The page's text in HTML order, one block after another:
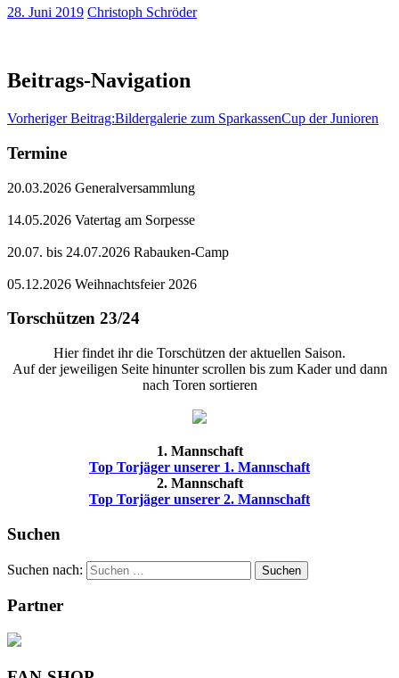
28. Juni 2019 Christoph Schröder
Beitrags-Navigation
Vorheriger Beitrag:Bildergalerie zum SparkassenCup der Junioren
Termine
20.03.2026 Generalversammlung
14.05.2026 Vatertag am Sorpesse
20.07. bis 24.07.2026 Rabauken-Camp
05.12.2026 Weihnachtsfeier 2026
Torschützen 23/24
Hier findet ihr die Torschützen der aktuellen Saison.
Auf der jeweiligen Seite hinunter scrollen bis zum Kader und dann
nach Toren sortieren
1. Mannschaft
Top Torjäger unserer 1. Mannschaft
2. Mannschaft
Top Torjäger unserer 2. Mannschaft
Suchen
Suchen nach: Suchen
Partner